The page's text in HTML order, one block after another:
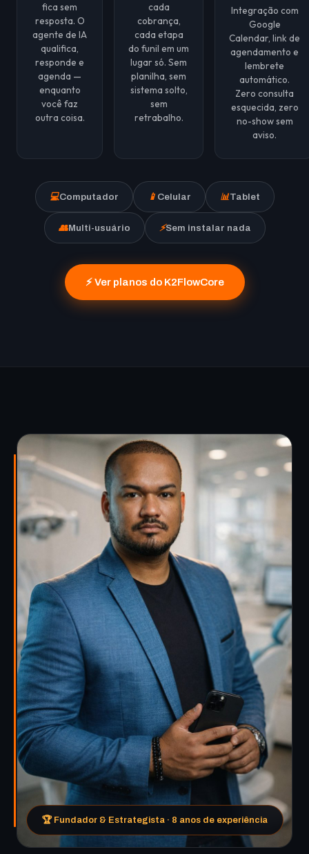
fica sem
resposta. O
agente de IA
qualifica,
responde e
agenda —
enquanto
você faz
outra coisa.
cada
cobrança,
cada etapa
do funil em um
lugar só. Sem
planilha, sem
sistema solto,
sem
retrabalho.
Integração com
Google
Calendar, link de
agendamento e
lembrete
automático.
Zero consulta
esquecida, zero
no-show sem
aviso.
💻Computador 📱 Celular 📊Tablet
👥Multi-usuário ⚡Sem instalar nada
⚡ Ver planos do K2FlowCore
🏆 Fundador & Estrategista · 8 anos de experiência